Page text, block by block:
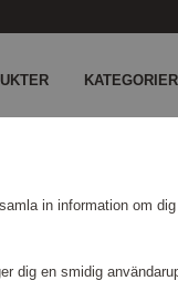
KATEGORIER
in information om
dig en smidig